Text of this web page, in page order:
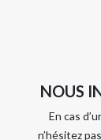
NOUS
En cas
n’hésitez